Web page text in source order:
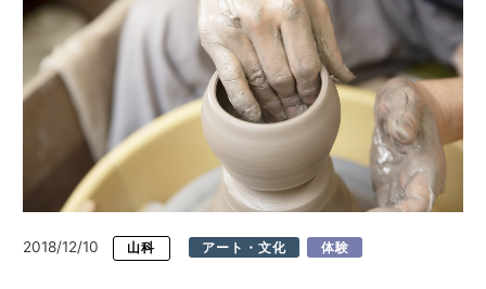
2018/12/10 山科 アート・文化 体験